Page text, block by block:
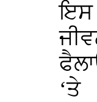
ਇਸ
‘ਤੇ